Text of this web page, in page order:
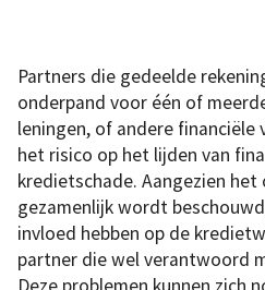
Partners die gedeelde
onderpand voor één of
leningen, of andere financiële
het risico op het lijden van
kredietschade. Aangezien het
gezamenlijk wordt
invloed hebben op de
partner die wel verantwoord